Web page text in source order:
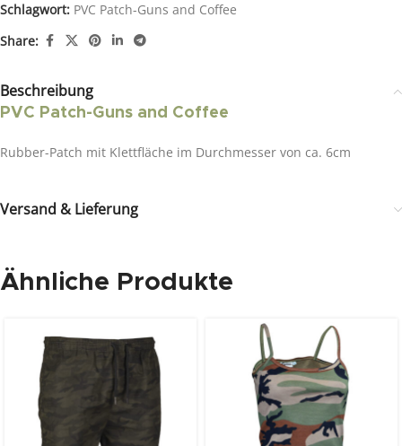
Schlagwort: PVC Patch-Guns and Coffee
Share:
Beschreibung
PVC Patch-Guns and Coffee
Rubber-Patch mit Klettfläche im Durchmesser von ca. 6cm
Versand & Lieferung
Ähnliche Produkte